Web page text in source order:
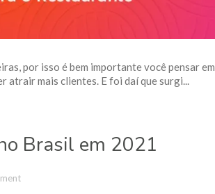
por isso é bem importante você pensar em
atrair mais clientes. E foi daí que surgi...
Brasil em 2021